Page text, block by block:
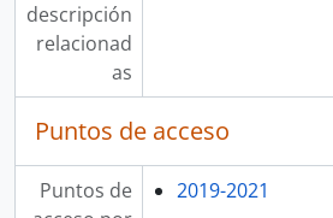
descripción
relacionad
as
Puntos de acceso
Puntos de
2019-2021